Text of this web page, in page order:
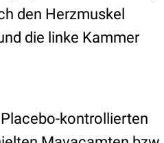
den Herzmuskel
die linke Kammer
kontrollierten